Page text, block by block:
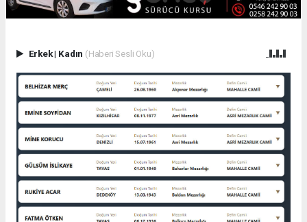
Erkek| Kadın (Haberi Sesli Oku)